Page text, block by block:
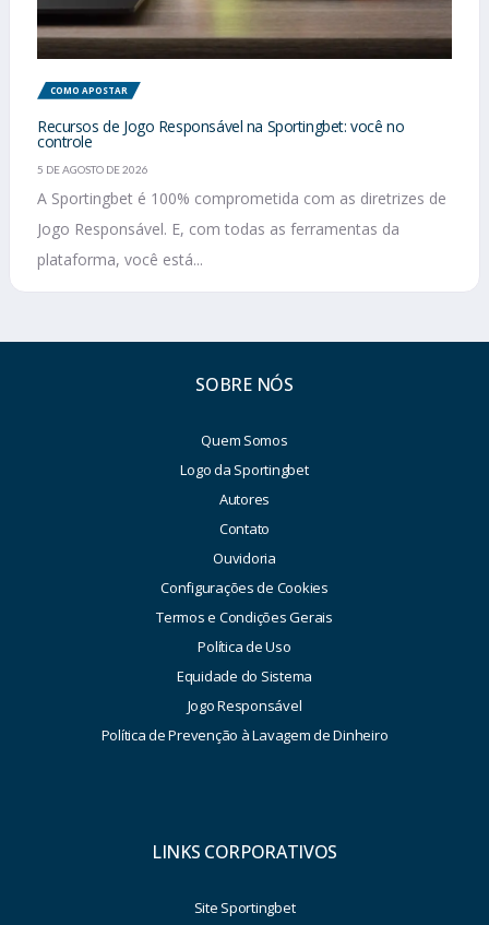
COMO APOSTAR
Recursos de Jogo Responsável na Sportingbet: você no
controle
5 DE AGOSTO DE 2026
A Sportingbet é 100% comprometida com as diretrizes de
Jogo Responsável. E, com todas as ferramentas da
plataforma, você está...
SOBRE NÓS
Quem Somos
Logo da Sportingbet
Autores
Contato
Ouvidoria
Configurações de Cookies
Termos e Condições Gerais
Política de Uso
Equidade do Sistema
Jogo Responsável
Política de Prevenção à Lavagem de Dinheiro
LINKS CORPORATIVOS
Site Sportingbet